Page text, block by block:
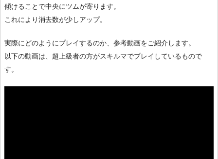
傾けることで中央にツムが寄ります。
これにより消去数が少しアップ。
実際にどのようにプレイするのか、参考動画をご紹介します。
以下の動画は、超上級者の方がスキルマでプレイしているもので
す。